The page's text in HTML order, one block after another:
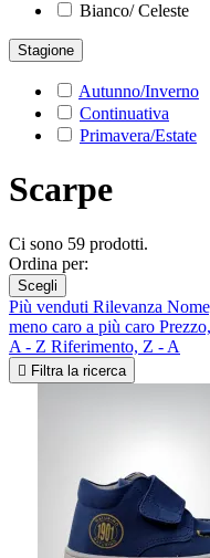
Bianco/ Celeste
Stagione
Autunno/Inverno
Continuativa
Primavera/Estate
Scarpe
Ci sono 59 prodotti.
Ordina per:
Scegli
Più venduti Rilevanza
meno caro a più caro
A - Z Riferimento, Z - A
 Filtra la ricerca